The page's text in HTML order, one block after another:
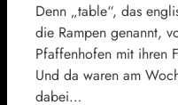
Denn „table“, das
die Rampen genannt,
Pfaffenhofen mit ihren
Und da waren am
dabei…